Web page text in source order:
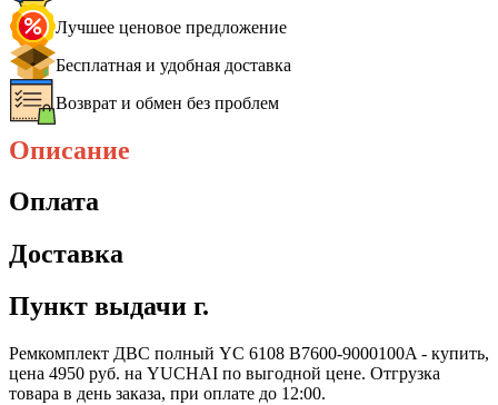
Лучшее ценовое предложение
Бесплатная и удобная доставка
Возврат и обмен без проблем
Описание
Оплата
Доставка
Пункт выдачи г.
Ремкомплект ДВС полный YC 6108 B7600-9000100A - купить,
цена 4950 руб. на YUCHAI по выгодной цене. Отгрузка
товара в день заказа, при оплате до 12:00.